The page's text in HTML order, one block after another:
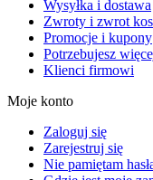
Wysyłka i dostawa
Zwroty i zwrot
Promocje i kupony
Potrzebujesz
Klienci firmowi
Moje konto
Zaloguj się
Zarejestruj się
Nie pamiętam